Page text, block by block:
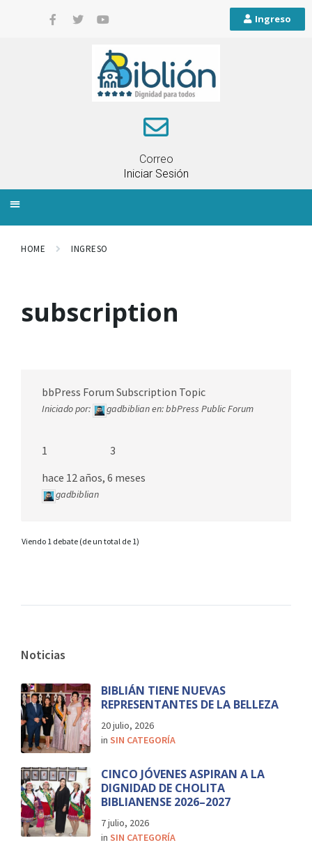
Ingreso
Correo
Iniciar Sesión
HOME INGRESO
subscription
bbPress Forum Subscription Topic
Iniciado por: gadbiblianen:bbPress Public Forum
1
3
hace 12 años, 6 meses
gadbiblian
Viendo 1 debate (de un total de 1)
Noticias
BIBLIÁN TIENE NUEVAS
REPRESENTANTES DE LA BELLEZA
20 julio, 2026
in SIN CATEGORÍA
CINCO JÓVENES ASPIRAN A LA
DIGNIDAD DE CHOLITA
BIBLIANENSE 2026–2027
7 julio, 2026
in SIN CATEGORÍA